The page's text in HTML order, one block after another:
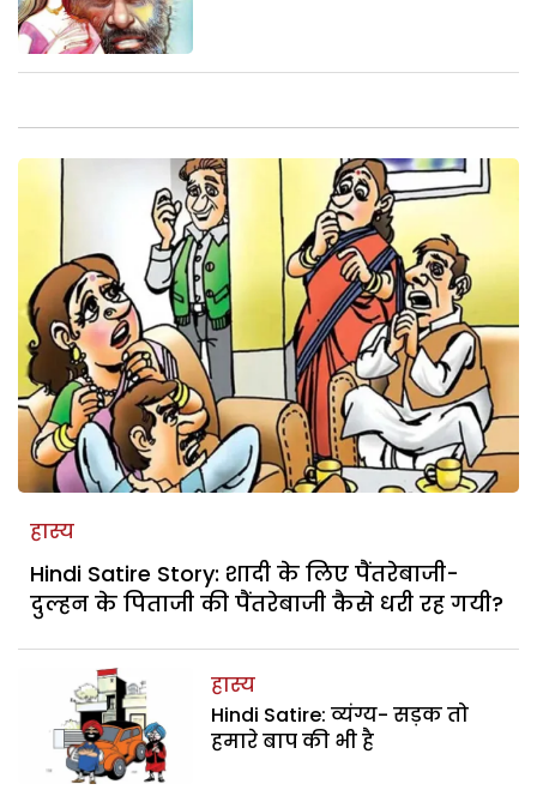
हास्य
Hindi Satire Story: शादी के लिए पैंतरेबाजी-
दुल्हन के पिताजी की पैंतरेबाजी कैसे धरी रह गयी?
हास्य
Hindi Satire: व्यंग्य- सड़क तो
हमारे बाप की भी है